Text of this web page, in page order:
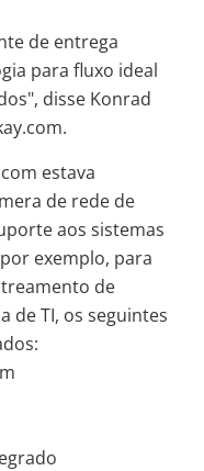
de entrega
para fluxo ideal
disse Konrad
estava
de rede de
aos sistemas
exemplo, para
de
de TI, os seguintes